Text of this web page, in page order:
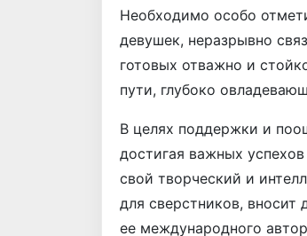
Необходимо особо
девушек, неразрывно
готовых отважно и
пути, глубоко
В целях поддержки и
достигая важных
свой творческий и
для сверстников,
ее международного